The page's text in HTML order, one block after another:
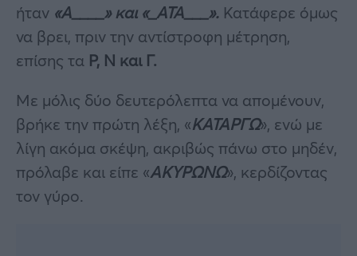
ήταν «Α____» και «_ΑΤΑ___». Κατάφερε όμως
να βρει, πριν την αντίστροφη μέτρηση,
επίσης τα Ρ, Ν και Γ.
Με μόλις δύο δευτερόλεπτα να απομένουν,
βρήκε την πρώτη λέξη, «ΚΑΤΑΡΓΩ», ενώ με
λίγη ακόμα σκέψη, ακριβώς πάνω στο μηδέν,
πρόλαβε και είπε «ΑΚΥΡΩΝΩ», κερδίζοντας
τον γύρο.